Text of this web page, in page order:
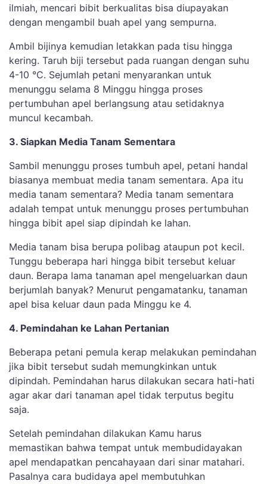
ilmiah, mencari bibit berkualitas bisa diupayakan
dengan mengambil buah apel yang sempurna.
Ambil bijinya kemudian letakkan pada tisu hingga
kering. Taruh biji tersebut pada ruangan dengan suhu
4-10 °C. Sejumlah petani menyarankan untuk
menunggu selama 8 Minggu hingga proses
pertumbuhan apel berlangsung atau setidaknya
muncul kecambah.
3. Siapkan Media Tanam Sementara
Sambil menunggu proses tumbuh apel, petani handal
biasanya membuat media tanam sementara. Apa itu
media tanam sementara? Media tanam sementara
adalah tempat untuk menunggu proses pertumbuhan
hingga bibit apel siap dipindah ke lahan.
Media tanam bisa berupa polibag ataupun pot kecil.
Tunggu beberapa hari hingga bibit tersebut keluar
daun. Berapa lama tanaman apel mengeluarkan daun
berjumlah banyak? Menurut pengamatanku, tanaman
apel bisa keluar daun pada Minggu ke 4.
4. Pemindahan ke Lahan Pertanian
Beberapa petani pemula kerap melakukan pemindahan
jika bibit tersebut sudah memungkinkan untuk
dipindah. Pemindahan harus dilakukan secara hati-hati
agar akar dari tanaman apel tidak terputus begitu
saja.
Setelah pemindahan dilakukan Kamu harus
memastikan bahwa tempat untuk membudidayakan
apel mendapatkan pencahayaan dari sinar matahari.
Pasalnya cara budidaya apel membutuhkan